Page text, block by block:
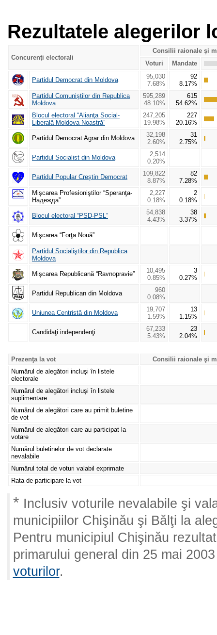
Rezultatele alegerilor
Concurenţi electorali
Consilii raionale şi
Voturi
Mandate
Partidul Democrat din Moldova
95,030
7.68%
92
8.17%
Partidul Comuniştilor din Republica
Moldova
595,289
48.10%
615
54.62%
Blocul electoral “Alianţa Social-
Liberală Moldova Noastră”
247,205
19.98%
227
20.16%
Partidul Democrat Agrar din Moldova
32,198
2.60%
31
2.75%
Partidul Socialist din Moldova
2,514
0.20%
Partidul Popular Creştin Democrat
109,822
8.87%
82
7.28%
Mişcarea Profesioniştilor “Speranţa-
Надежда”
2,227
0.18%
2
0.18%
Blocul electoral “PSD-PSL”
54,838
4.43%
38
3.37%
Mişcarea “Forţa Nouă”
Partidul Socialiştilor din Republica
Moldova
Mişcarea Republicană “Ravnopravie”
10,495
0.85%
3
0.27%
Partidul Republican din Moldova
960
0.08%
Uniunea Centristă din Moldova
19,707
1.59%
13
1.15%
Candidaţi independenţi
67,233
5.43%
23
2.04%
Prezenţa la vot
Consilii raionale şi
Numărul de alegători incluşi în listele
electorale
Numărul de alegători incluşi în listele
suplimentare
Numărul de alegători care au primit buletine
de vot
Numărul de alegători care au participat la
votare
Numărul buletinelor de vot declarate
nevalabile
Numărul total de voturi valabil exprimate
Rata de participare la vot
* Inclusiv voturile nevalabile şi
municipiilor Chişinău şi Bălţi la
Pentru municipiul Chişinău
primarului general din 25 mai
voturilor.